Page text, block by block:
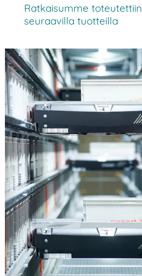
Ratkaisumme toteutettiin
seuraavilla tuotteilla